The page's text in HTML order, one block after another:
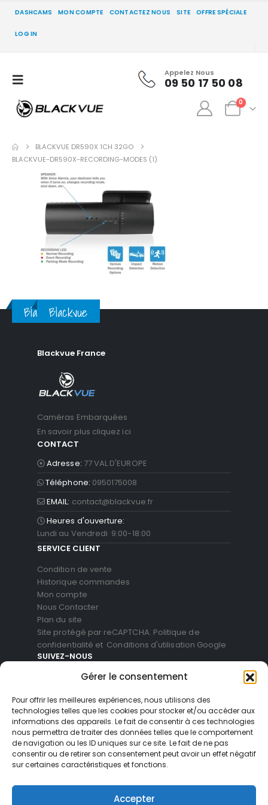
Gérer le consentement
Pour offrir les meilleures expériences, nous utilisons des
technologies telles que les cookies pour stocker et/ou accéder aux
informations des appareils. Le fait de consentir à ces technologies
nous permettra de traiter des données telles que le comportement
de navigation ou les ID uniques sur ce site. Le fait de ne pas
consentir ou de retirer son consentement peut avoir un effet négatif
sur certaines caractéristiques et fonctions.
Accepter
DASHCAMS MON COMPTE CONTACTEZ NOUS SITE OFFRE SPÉCIALE
LOG IN
Appelez Nous
09 50 17 50 08
0
BLACKVUE DR590X 1CH 32GO
BLACKVUE-DR590X-RECORDING-MODES (1)
BlackvueBlackvue
Blackvue France
Caméras Embarquées
En savoir plus cliquez ici
CONTACT
Adresse: 77 VAL D'EUROPE
Téléphone: 0950175008
EMAIL: contact@blackvue.fr
Heures d'ouverture:
Lundi au Vendredi 9:00-18:00
SERVICE CLIENT
Condition de vente
Historique commandes
Mon compte
Nous Contacter
Plan du site
Site protégé par reCAPTCHA. Politique de
confidentialité et Conditions d'utilisation Google
SUIVEZ-NOUS